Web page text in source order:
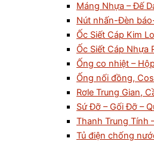
Máng Nhựa – Đế
Nút nhấn-Đèn
Ốc Siết Cáp Kim
Ốc Siết Cáp Nhựa
Ống co nhiệt –
Ống nối đồng,
Rơle Trung Gian,
Sứ Đỡ – Gối Đỡ –
Thanh Trung Tính
Tủ điện chống